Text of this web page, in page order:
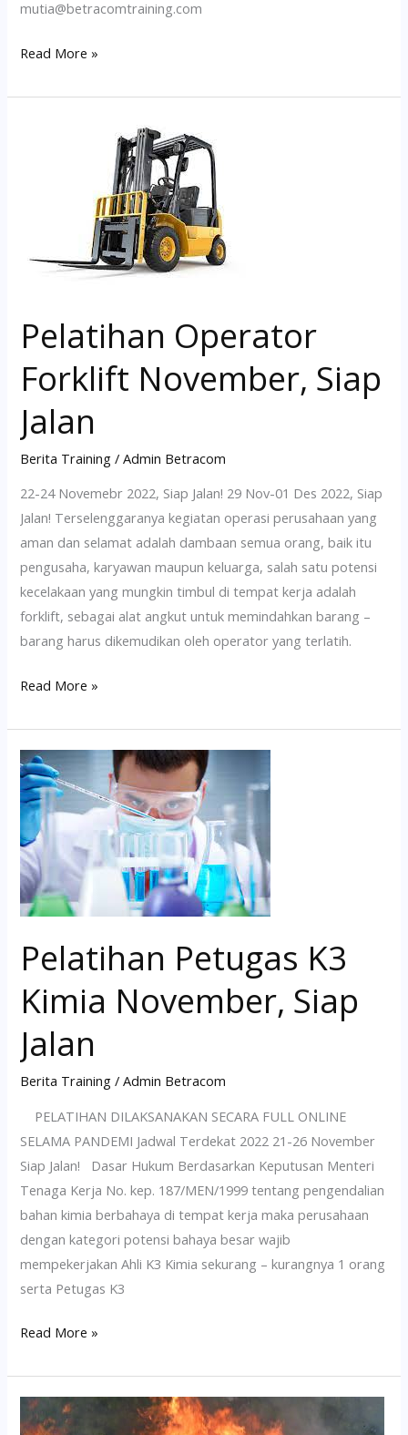
mutia@betracomtraining.com
Read More »
Pelatihan Operator
Forklift November, Siap
Jalan
Berita Training /Admin Betracom
22-24 Novemebr 2022, Siap Jalan! 29 Nov-01 Des 2022, Siap
Jalan! Terselenggaranya kegiatan operasi perusahaan yang
aman dan selamat adalah dambaan semua orang, baik itu
pengusaha, karyawan maupun keluarga, salah satu potensi
kecelakaan yang mungkin timbul di tempat kerja adalah
forklift, sebagai alat angkut untuk memindahkan barang –
barang harus dikemudikan oleh operator yang terlatih.
Read More »
Pelatihan Petugas K3
Kimia November, Siap
Jalan
Berita Training /Admin Betracom
PELATIHAN DILAKSANAKAN SECARA FULL ONLINE
SELAMA PANDEMI Jadwal Terdekat 2022 21-26 November
Siap Jalan! Dasar Hukum Berdasarkan Keputusan Menteri
Tenaga Kerja No. kep. 187/MEN/1999 tentang pengendalian
bahan kimia berbahaya di tempat kerja maka perusahaan
dengan kategori potensi bahaya besar wajib
mempekerjakan Ahli K3 Kimia sekurang – kurangnya 1 orang
serta Petugas K3
Pelatihan
Petugas
K3
Kimia
November,
Siap
Jalan
Read More »
Pelatihan